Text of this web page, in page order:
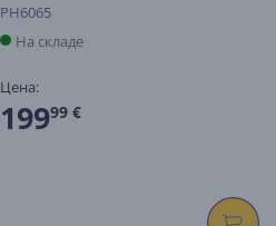
PH6065
На складе
Цена:
19999 €